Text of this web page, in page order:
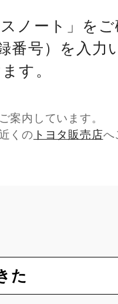
ノート」をご
番号）を入力
す。
案内しています。
くの トヨタ販売店へ
た